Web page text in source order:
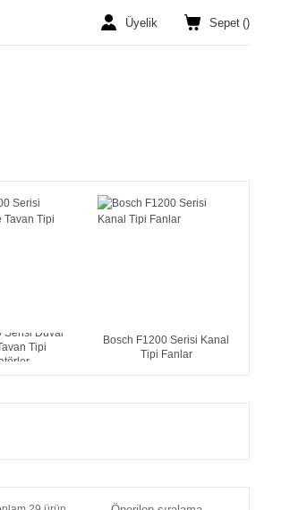
Üyelik Sepet ()
Serisi Duvar
Tipi
Bosch F1200 Serisi Kanal
Tipi Fanlar